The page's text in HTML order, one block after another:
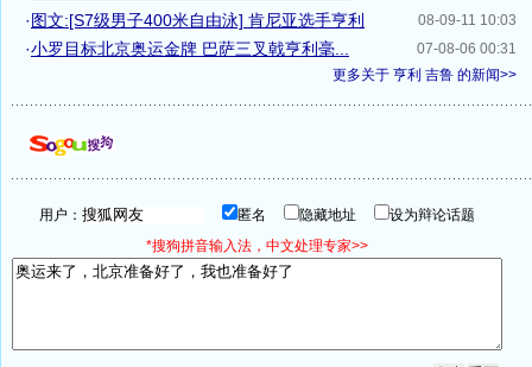
08-09-11 10:03
·图文:[S7级男子400米自由泳] 肯尼亚选手亨利
07-08-06 00:31
·小罗目标北京奥运金牌 巴萨三叉戟亨利毫...
更多关于 亨利 吉鲁 的新闻>>
用户： 匿名 隐藏地址
设为辩论话题
*搜狗拼音输入法，中文处理专家>>